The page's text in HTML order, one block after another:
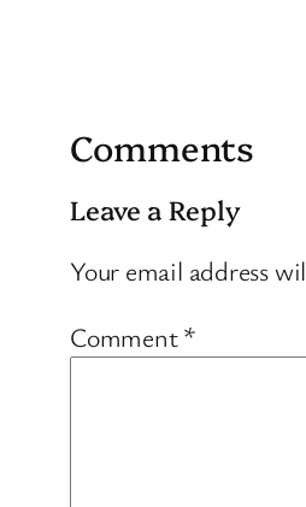
Comments
Leave a Reply
Your email address
Comment*